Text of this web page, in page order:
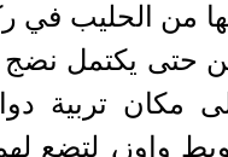
من الحليب في
حتى يكتمل نضج
مكان تربية
وإوز، لتضع